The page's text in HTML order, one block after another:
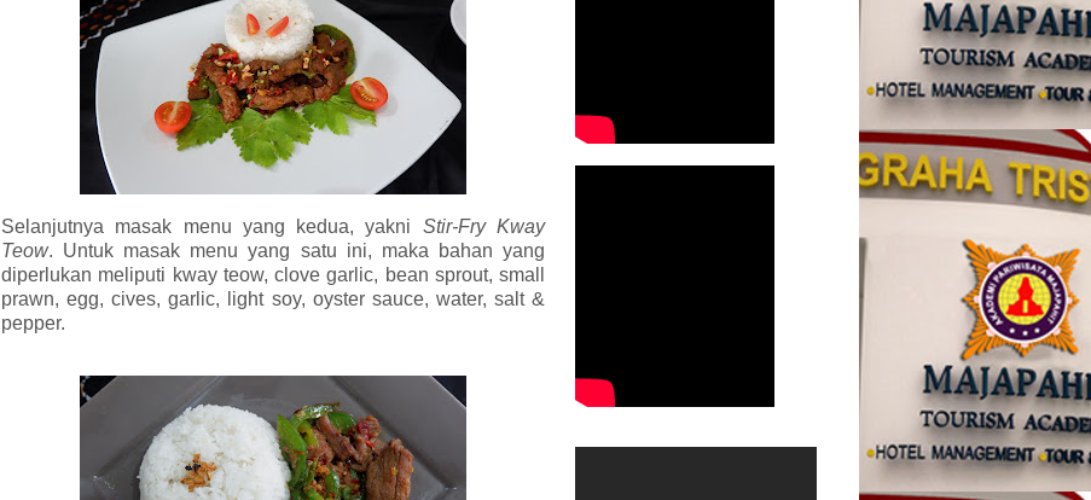
Selanjutnya masak menu yang kedua, yakni Stir-Fry Kway
Teow. Untuk masak menu yang satu ini, maka bahan yang
diperlukan meliputi kway teow, clove garlic, bean sprout, small
prawn, egg, cives, garlic, light soy, oyster sauce, water, salt &
pepper.